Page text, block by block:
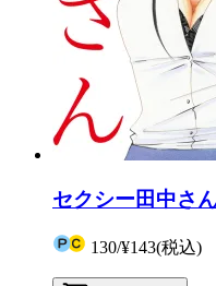
セクシー田中さ
130/¥143(税込)